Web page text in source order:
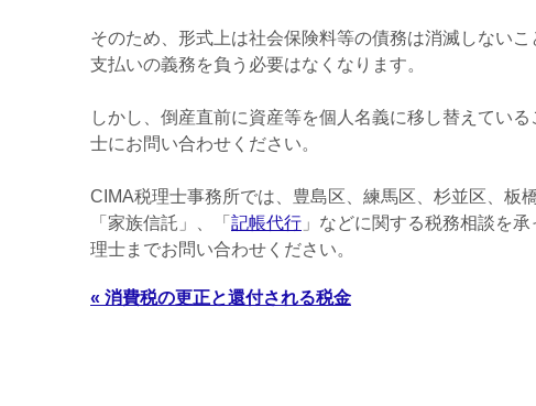
そのため、形式上は社会保険料等の債務は消滅しない
支払いの義務を負う必要はなくなります。
しかし、倒産直前に資産等を個人名義に移し替えてい
士にお問い合わせください。
CIMA税理士事務所では、豊島区、練馬区、杉並区、板
「家族信託」、「 記帳代行 」などに関する税務相談を
理士までお問い合わせください。
« 消費税の更正と還付される税金